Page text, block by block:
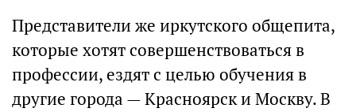
Представители же иркутского общепита,
которые хотят совершенствоваться в
профессии, ездят с целью обучения в
другие города — Красноярск и Москву. В